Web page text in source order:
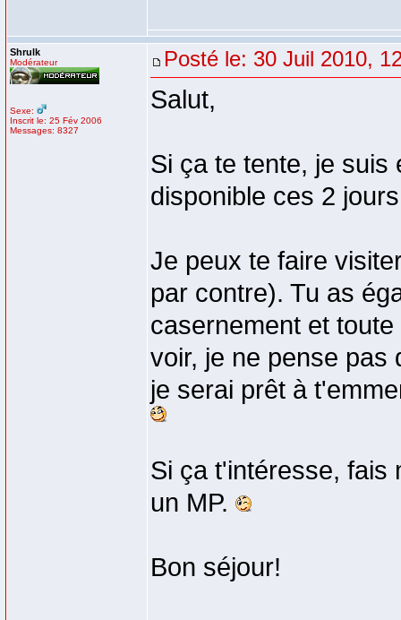
Shrulk
Modérateur
Sexe:
Inscrit le: 25 Fév 2006
Messages: 8327
Posté le: 30 Juil 2010,
Salut,
Si ça te tente, je suis
disponible ces 2
Je peux te faire
par contre). Tu as
casernement et
voir, je ne pense pas
je serai prêt à
Si ça t'intéresse, fais
un MP.
Bon séjour!